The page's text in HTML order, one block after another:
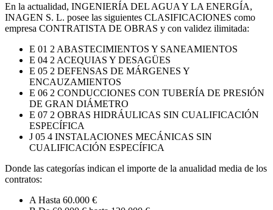
En la actualidad, INGENIERÍA DEL AGUA Y LA ENERGÍA,
INAGEN S. L. posee las siguientes CLASIFICACIONES como
empresa CONTRATISTA DE OBRAS y con validez ilimitada:
E 01 2 ABASTECIMIENTOS Y SANEAMIENTOS
E 04 2 ACEQUIAS Y DESAGÜES
E 05 2 DEFENSAS DE MÁRGENES Y
ENCAUZAMIENTOS
E 06 2 CONDUCCIONES CON TUBERÍA DE PRESIÓN
DE GRAN DIÁMETRO
E 07 2 OBRAS HIDRÁULICAS SIN CUALIFICACIÓN
ESPECÍFICA
J 05 4 INSTALACIONES MECÁNICAS SIN
CUALIFICACIÓN ESPECÍFICA
Donde las categorías indican el importe de la anualidad media de los
contratos:
A Hasta 60.000 €